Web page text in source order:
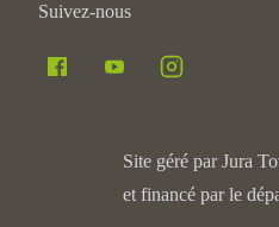
Suivez-nous
Site géré par Jura
et financé par le